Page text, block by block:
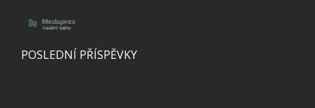
POSLEDNÍ PŘÍSPĚVKY